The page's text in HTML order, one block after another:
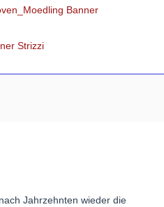
Jahrzehnten wieder die